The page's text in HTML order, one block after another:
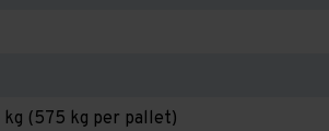
kg (575 kg per pallet)